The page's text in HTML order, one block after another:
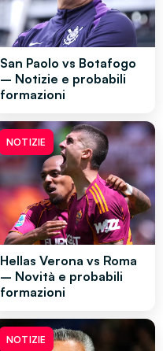
San Paolo vs Botafogo
– Notizie e probabili
formazioni
NOTIZIE
Hellas Verona vs Roma
– Novità e probabili
formazioni
NOTIZIE